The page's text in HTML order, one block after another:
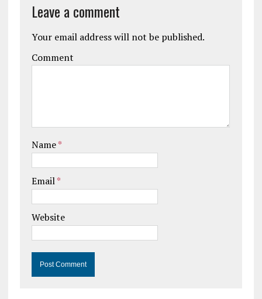
Leave a comment
Your email address will not be published.
Comment
Name*
Email*
Website